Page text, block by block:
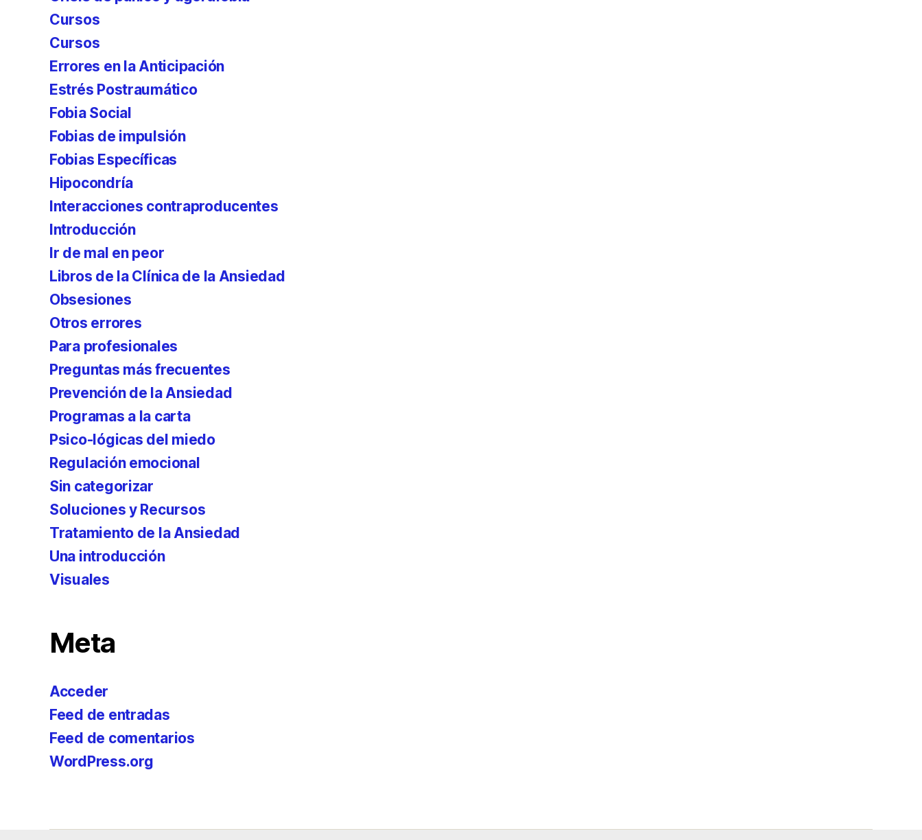
Cursos
Cursos
Errores en la Anticipación
Estrés Postraumático
Fobia Social
Fobias de impulsión
Fobias Específicas
Hipocondría
Interacciones contraproducentes
Introducción
Ir de mal en peor
Libros de la Clínica de la Ansiedad
Obsesiones
Otros errores
Para profesionales
Preguntas más frecuentes
Prevención de la Ansiedad
Programas a la carta
Psico-lógicas del miedo
Regulación emocional
Sin categorizar
Soluciones y Recursos
Tratamiento de la Ansiedad
Una introducción
Visuales
Meta
Acceder
Feed de entradas
Feed de comentarios
WordPress.org